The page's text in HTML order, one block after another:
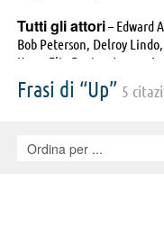
Tutti gli attori– Edward
Bob Peterson, Delroy
Kaye, Elie Docter, Jeremy
Donald Fullilove, Jess
Andrews, Bob Bergen,
Bob Scott, Sebastian
Frasi di “Up” 5